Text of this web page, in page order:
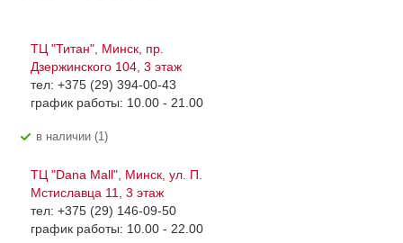
ТЦ "Титан", Минск, пр.
Дзержинского 104, 3 этаж
тел: +375 (29) 394-00-43
график работы: 10.00 - 21.00
В наличии (1)
ТЦ "Dana Mall", Минск, ул. П.
Мстиславца 11, 3 этаж
тел: +375 (29) 146-09-50
график работы: 10.00 - 22.00